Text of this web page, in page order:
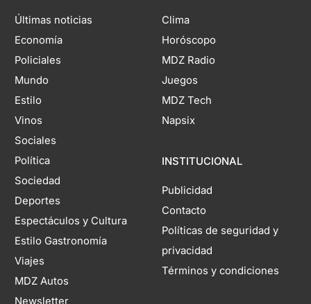
Últimas noticias
Economía
Policiales
Mundo
Estilo
Vinos
Sociales
Política
Sociedad
Deportes
Espectáculos y Cultura
Estilo Gastronomía
Viajes
MDZ Autos
Newsletter
Clima
Horóscopo
MDZ Radio
Juegos
MDZ Tech
Napsix
INSTITUCIONAL
Publicidad
Contacto
Políticas de seguridad y
privacidad
Términos y condiciones